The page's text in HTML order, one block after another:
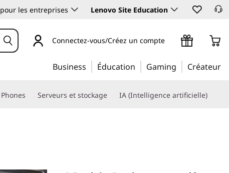
pour les entreprises Lenovo Site Education
Connectez-vous/Créez un compte
Business Éducation Gaming Créateur
Phones Serveurs et stockage IA (Intelligence artificielle)